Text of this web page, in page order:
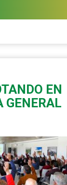
EN
GENERAL